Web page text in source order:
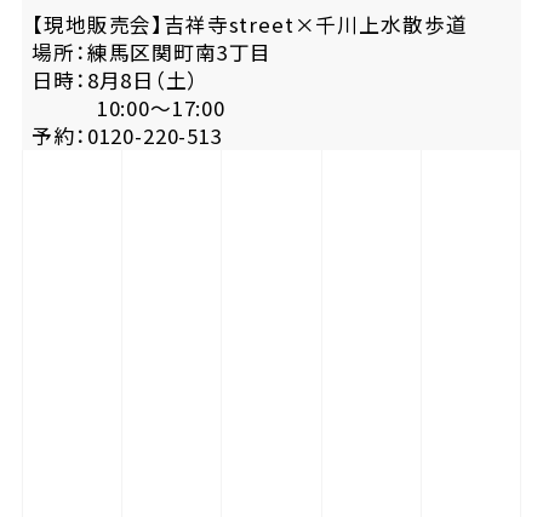
【現地販売会】吉祥寺street×千川上水散歩道
場所：練馬区関町南3丁目
日時：8月8日（土）
10:00〜17:00
予約：0120-220-513